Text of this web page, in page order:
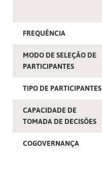
FREQUÊNCIA
MODO DE SELEÇÃO DE
PARTICIPANTES
TIPO DE PARTICIPANTES
CAPACIDADE DE
TOMADA DE DECISÕES
COGOVERNANÇA